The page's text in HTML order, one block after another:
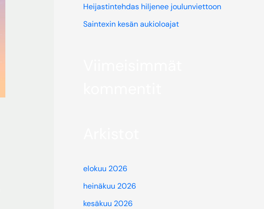
Heijastintehdas hiljenee joulunviettoon
Saintexin kesän aukioloajat
elokuu 2026
heinäkuu 2026
kesäkuu 2026